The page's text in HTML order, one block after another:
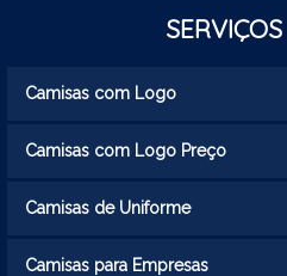
SERVIÇOS
Camisas com Logo
Camisas com Logo Preço
Camisas de Uniforme
Camisas para Empresas